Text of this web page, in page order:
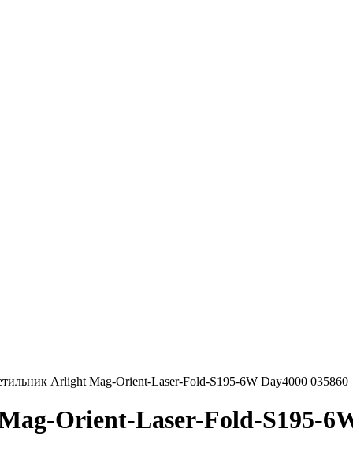
Arlight Mag-Orient-Laser-Fold-S195-6W Day4000 035860
Orient-Laser-Fold-S195-